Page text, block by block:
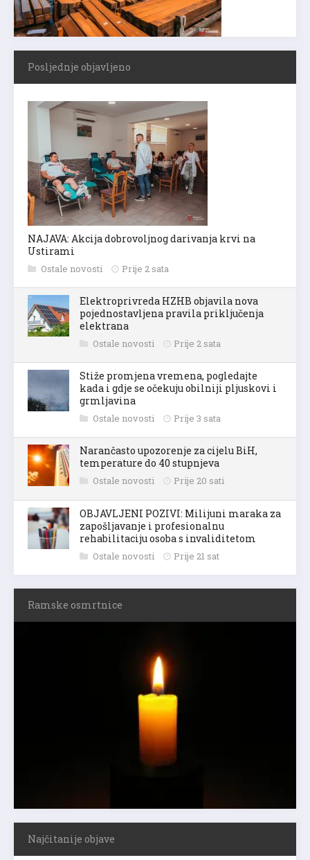
Posljednje objavljeno
NAJAVA: Akcija dobrovoljnog darivanja krvi na
Ustirami
Ostale novosti Prije 2 sata
Elektroprivreda HZHB objavila nova
pojednostavljena pravila priključenja
elektrana
Ostale novosti Prije 2 sata
Stiže promjena vremena, pogledajte
kada i gdje se očekuju obilniji pljuskovi i
grmljavina
Ostale novosti Prije 3 sata
Narančasto upozorenje za cijelu BiH,
temperature do 40 stupnjeva
Ostale novosti Prije 20 sati
OBJAVLJENI POZIVI: Milijuni maraka za
zapošljavanje i profesionalnu
rehabilitaciju osoba s invaliditetom
Ostale novosti Prije 21 sat
Ramske osmrtnice
Najčitanije objave